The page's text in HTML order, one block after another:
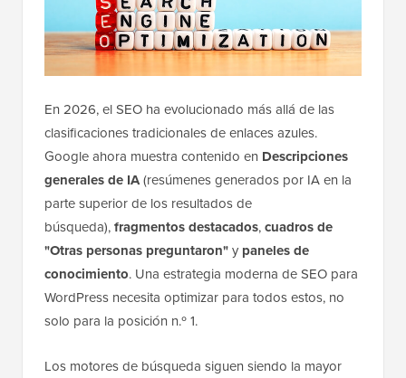
En 2026, el SEO ha evolucionado más allá de las
clasificaciones tradicionales de enlaces azules.
Google ahora muestra contenido en Descripciones
generales de IA(resúmenes generados por IA en la
parte superior de los resultados de
búsqueda),fragmentos destacados,cuadros de
"Otras personas preguntaron"y paneles de
conocimiento. Una estrategia moderna de SEO para
WordPress necesita optimizar para todos estos, no
solo para la posición n.º 1.
Los motores de búsqueda siguen siendo la mayor